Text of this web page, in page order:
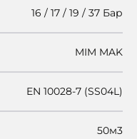
16 / 17 / 19 / 37 Бар
MIM MAK
EN 10028-7 (SS04L)
50м3